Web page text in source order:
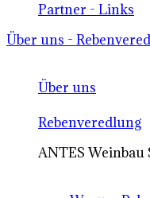
Partner - Links
Über uns -
Über uns
Rebenveredlung
ANTES Weinbau